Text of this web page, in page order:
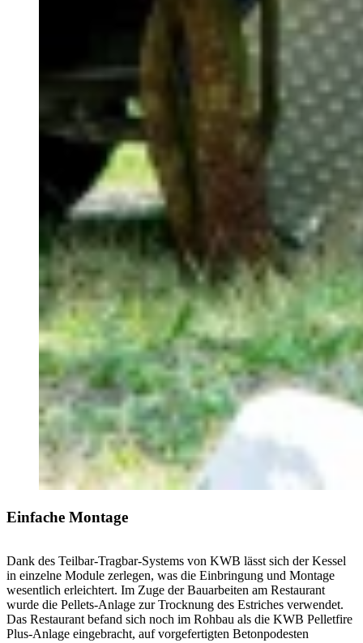
Einfache Montage
Dank des Teilbar-Tragbar-Systems von KWB lässt sich der Kessel
in einzelne Module zerlegen, was die Einbringung und Montage
wesentlich erleichtert. Im Zuge der Bauarbeiten am Restaurant
wurde die Pellets-Anlage zur Trocknung des Estriches verwendet.
Das Restaurant befand sich noch im Rohbau als die KWB Pelletfire
Plus-Anlage eingebracht, auf vorgefertigten Betonpodesten